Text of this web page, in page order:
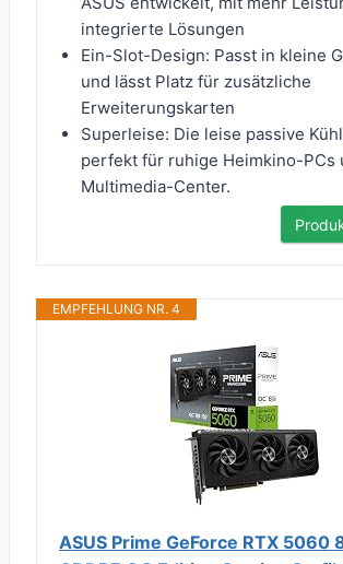
integrierte Lösungen
Ein-Slot-Design: Passt in kleine
und lässt Platz für zusätzliche
Erweiterungskarten
Superleise: Die leise passive
perfekt für ruhige Heimkino-PCs
Multimedia-Center.
EMPFEHLUNG NR. 4
ASUS Prime GeForce RTX 5060